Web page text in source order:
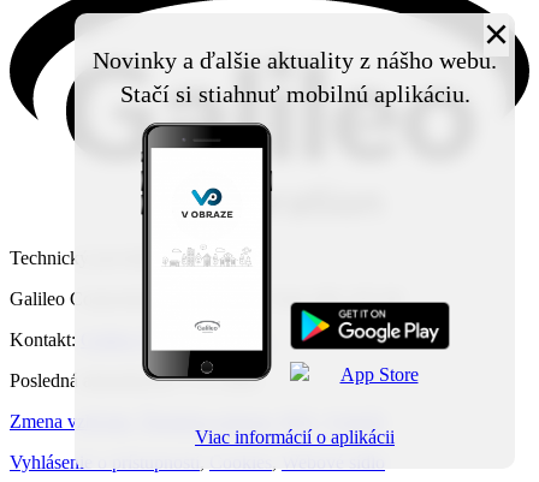
Novinky a ďalšie aktuality z nášho webu.
Stačí si stiahnuť mobilnú aplikáciu.
×
Viac informácií o aplikácii
Technický prevádzkovateľ:
Galileo Corporation s.r.o., Čierna Voda 468, 925 06
Kontakt:
Galileo Corporation s.r.o.
Posledná aktualizácia: 5. 8. 2026
Zmena vzhľadu
Vyhlásenie o prístupnosti